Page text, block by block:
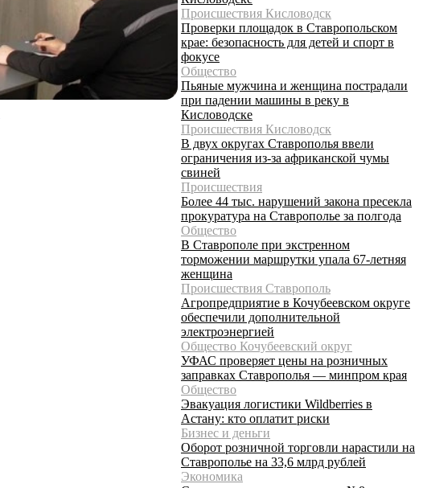
Происшествия Кисловодск
Проверки площадок в Ставропольском
крае: безопасность для детей и спорт в
фокусе
Общество
Пьяные мужчина и женщина пострадали
при падении машины в реку в
Кисловодске
Происшествия Кисловодск
В двух округах Ставрополья ввели
ограничения из-за африканской чумы
свиней
Происшествия
Более 44 тыс. нарушений закона пресекла
прокуратура на Ставрополье за полгода
Общество
В Ставрополе при экстренном
торможении маршрутки упала 67-летняя
женщина
Происшествия Ставрополь
Агропредприятие в Кочубеевском округе
обеспечили дополнительной
электроэнергией
Общество Кочубеевский округ
УФАС проверяет цены на розничных
заправках Ставрополья — минпром края
Общество
Эвакуация логистики Wildberries в
Астану: кто оплатит риски
Бизнес и деньги
Оборот розничной торговли нарастили на
Ставрополье на 33,6 млрд рублей
Экономика